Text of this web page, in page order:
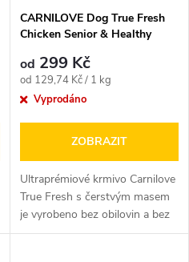
CARNILOVE Dog True Fresh
Chicken Senior & Healthy
od 299 Kč
Měrná
cena:
od 129,74 Kč / 1 kg
Vyprodáno
ZOBRAZIT
Ultraprémiové krmivo Carnilove
True Fresh s čerstvým masem
je vyrobeno bez obilovin a bez
brambor. Jedná se o...